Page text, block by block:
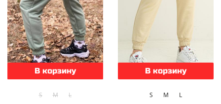
В корзину
S M L
В корзину
S M L